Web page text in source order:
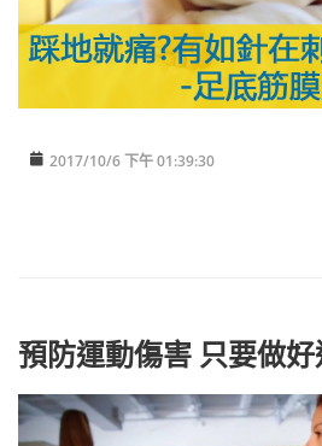
2017/10/6 下午 01:39:30
預防運動傷害 只要做